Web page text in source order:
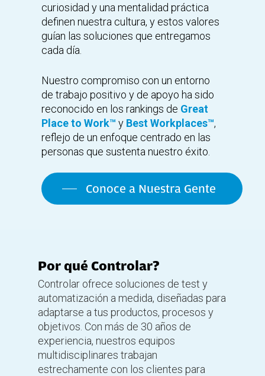
curiosidad y una mentalidad práctica
definen nuestra cultura, y estos valores
guían las soluciones que entregamos
cada día.
Nuestro compromiso con un entorno
de trabajo positivo y de apoyo ha sido
reconocido en los rankings de Great
Place to Work™ y Best Workplaces™,
reflejo de un enfoque centrado en las
personas que sustenta nuestro éxito.
Conoce a Nuestra Gente
Por qué Controlar?
Controlar ofrece soluciones de test y
automatización a medida, diseñadas para
adaptarse a tus productos, procesos y
objetivos. Con más de 30 años de
experiencia, nuestros equipos
multidisciplinares trabajan
estrechamente con los clientes para